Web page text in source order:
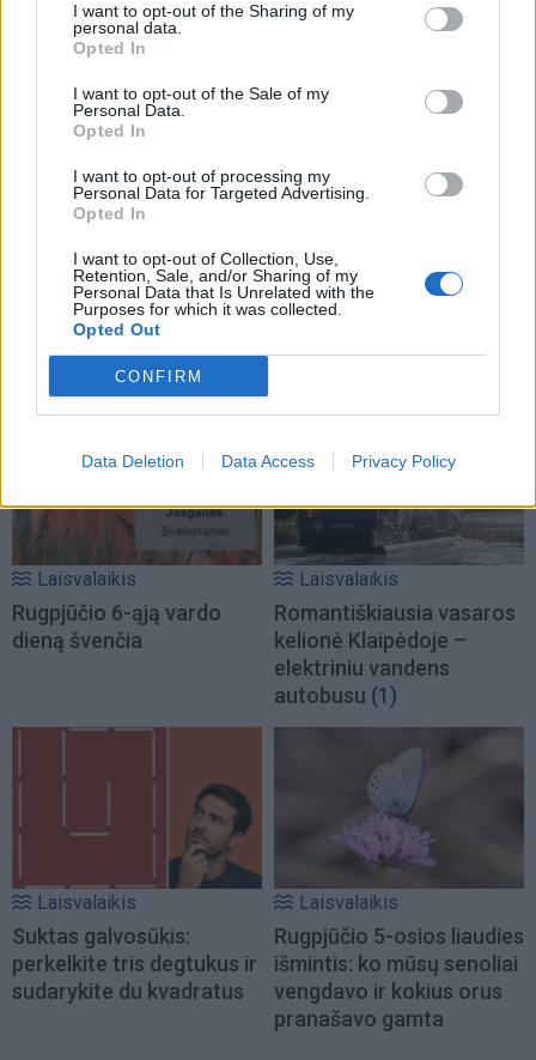
I want to opt-out of the Sharing of my
personal data.
Opted In
I want to opt-out of the Sale of my
Personal Data.
Opted In
I want to opt-out of processing my
Personal Data for Targeted Advertising.
Opted In
I want to opt-out of Collection, Use,
Retention, Sale, and/or Sharing of my
Personal Data that Is Unrelated with the
Purposes for which it was collected.
Opted Out
CONFIRM
Data Deletion Data Access Privacy Policy
Laisvalaikis
numatė katastrofišką
karo pabaigą Ukrainoje
Laisvalaikis
likimo skaičių:
numerologai atskleidė,
kurioms datoms
Laisvalaikis
Rugpjūčio 6-ąją vardo
dieną švenčia
Laisvalaikis
Romantiškiausia vasaros
kelionė Klaipėdoje –
elektriniu vandens
autobusu (1)
Laisvalaikis
Suktas galvosūkis:
perkelkite tris degtukus ir
sudarykite du kvadratus
Laisvalaikis
Rugpjūčio 5-osios liaudies
išmintis: ko mūsų senoliai
vengdavo ir kokius orus
pranašavo gamta